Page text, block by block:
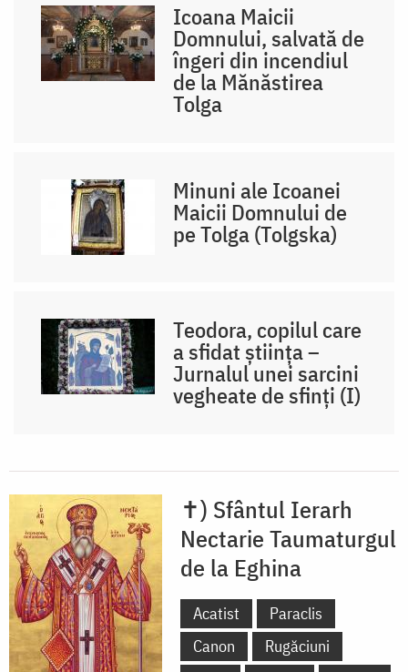
Icoana Maicii
Domnului, salvată de
îngeri din incendiul
de la Mănăstirea
Tolga
Minuni ale Icoanei
Maicii Domnului de
pe Tolga (Tolgska)
Teodora, copilul care
a sfidat știința –
Jurnalul unei sarcini
vegheate de sfinți (I)
✝) Sfântul Ierarh
Nectarie Taumaturgul
de la Eghina
Acatist
Paraclis
Canon
Rugăciuni